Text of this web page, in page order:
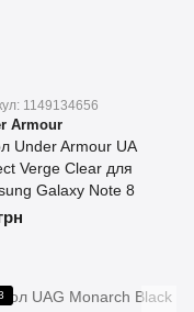
1149134656
Armour
Under Armour UA
Verge Clear для
Galaxy Note 8